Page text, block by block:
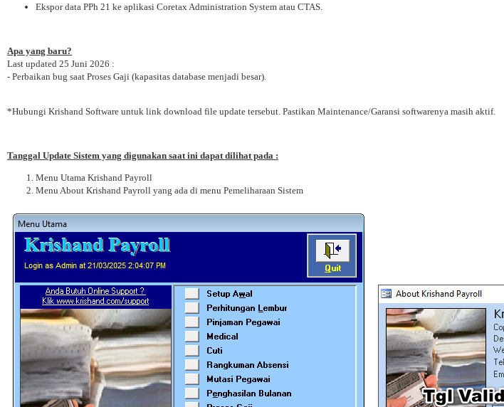
Ekspor data PPh 21 ke aplikasi Coretax Administration System atau CTAS.
Apa yang baru?
Last updated 25 Juni 2026 :
- Perbaikan bug saat Proses Gaji (kapasitas database menjadi besar).
*Hubungi Krishand Software untuk link download file update tersebut. Pastikan Maintenance/Garansi softwarenya masih aktif.
Tanggal Update Sistem yang digunakan saat ini dapat dilihat pada :
Menu Utama Krishand Payroll
Menu About Krishand Payroll yang ada di menu Pemeliharaan Sistem